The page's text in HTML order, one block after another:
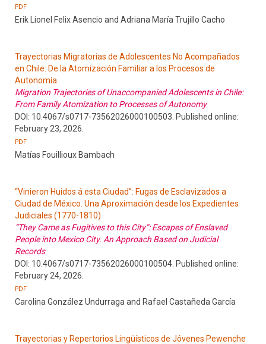
PDF
Erik Lionel Felix Asencio and Adriana María Trujillo Cacho
Trayectorias Migratorias de Adolescentes No Acompañados
en Chile: De la Atomización Familiar a los Procesos de
Autonomía
Migration Trajectories of Unaccompanied Adolescents in Chile:
From Family Atomization to Processes of Autonomy
DOI: 10.4067/s0717-73562026000100503. Published online:
February 23, 2026.
PDF
Matías Fouillioux Bambach
“Vinieron Huidos á esta Ciudad”: Fugas de Esclavizados a
Ciudad de México. Una Aproximación desde los Expedientes
Judiciales (1770-1810)
“They Came as Fugitives to this City”: Escapes of Enslaved
People into Mexico City. An Approach Based on Judicial
Records
DOI: 10.4067/s0717-73562026000100504. Published online:
February 24, 2026.
PDF
Carolina González Undurraga and Rafael Castañeda García
Trayectorias y Repertorios Lingüísticos de Jóvenes Pewenche